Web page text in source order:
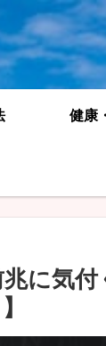
健康
に気